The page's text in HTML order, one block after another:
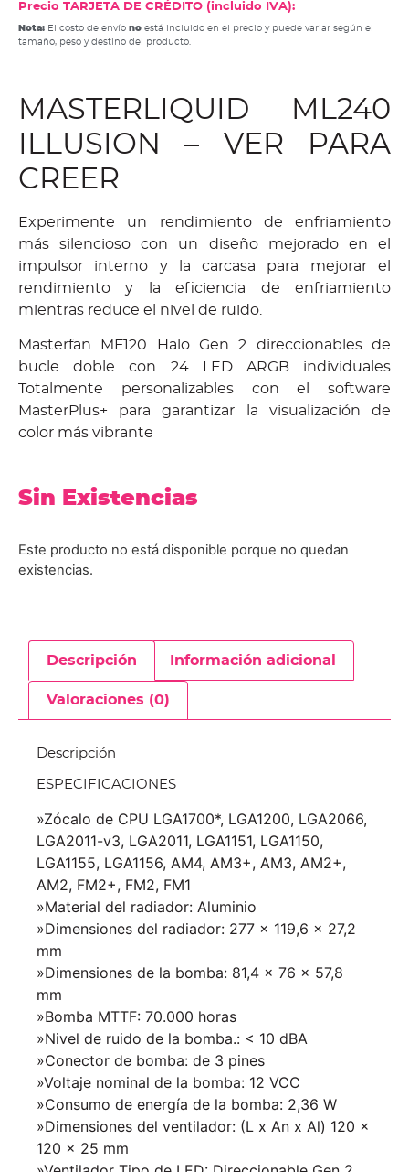
Precio TARJETA DE CRÉDITO (incluido IVA):
Nota: El costo de envío no está incluido en el precio y puede variar según el
tamaño, peso y destino del producto.
MASTERLIQUID ML240
ILLUSION – VER PARA
CREER
Experimente un rendimiento de enfriamiento
más silencioso con un diseño mejorado en el
impulsor interno y la carcasa para mejorar el
rendimiento y la eficiencia de enfriamiento
mientras reduce el nivel de ruido.
Masterfan MF120 Halo Gen 2 direccionables de
bucle doble con 24 LED ARGB individuales
Totalmente personalizables con el software
MasterPlus+ para garantizar la visualización de
color más vibrante
Sin Existencias
Este producto no está disponible porque no quedan
existencias.
Descripción Información adicional
Valoraciones (0)
Descripción
ESPECIFICACIONES
»Zócalo de CPU LGA1700*, LGA1200, LGA2066,
LGA2011-v3, LGA2011, LGA1151, LGA1150,
LGA1155, LGA1156, AM4, AM3+, AM3, AM2+,
AM2, FM2+, FM2, FM1
»Material del radiador: Aluminio
»Dimensiones del radiador: 277 x 119,6 x 27,2
mm
»Dimensiones de la bomba: 81,4 x 76 x 57,8
mm
»Bomba MTTF: 70.000 horas
»Nivel de ruido de la bomba.: < 10 dBA
»Conector de bomba: de 3 pines
»Voltaje nominal de la bomba: 12 VCC
»Consumo de energía de la bomba: 2,36 W
»Dimensiones del ventilador: (L x An x Al) 120 x
120 x 25 mm